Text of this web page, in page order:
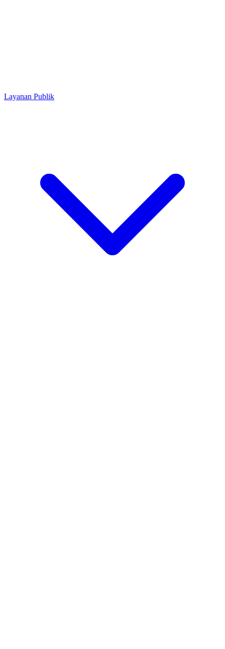
Layanan Publik